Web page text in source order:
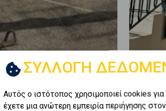
ΣΥΛΛΟΓΗ
Αυτός ο ιστότοπος χρησιμοποιεί cookies
έχετε μια ανώτερη εμπειρία περιήγησης